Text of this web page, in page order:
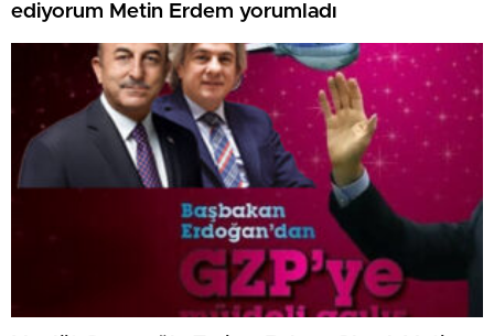
ediyorum Metin Erdem yorumladı